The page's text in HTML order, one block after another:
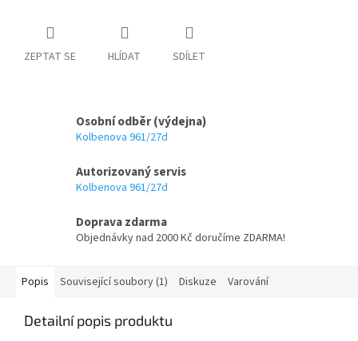
ZEPTAT SE HLÍDAT SDÍLET
Osobní odběr (výdejna)
Kolbenova 961/27d
Autorizovaný servis
Kolbenova 961/27d
Doprava zdarma
Objednávky nad 2000 Kč doručíme ZDARMA!
Popis Související soubory (1) Diskuze Varování
Detailní popis produktu